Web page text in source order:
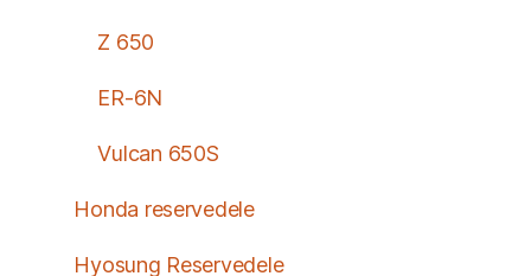
Z 650
ER-6N
Vulcan 650S
Honda reservedele
Hyosung Reservedele